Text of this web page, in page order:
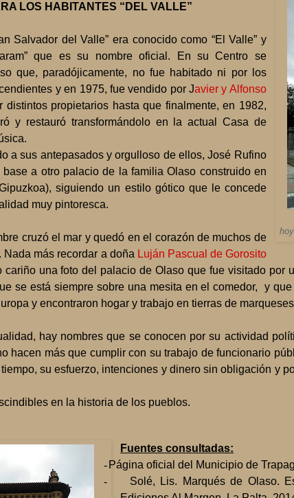
LOS HABITANTES “DEL VALLE”
Salvador del Valle” era conocido como “El Valle” y
que es su nombre oficial. En su Centro se
que, paradójicamente, no fue habitado ni por los
y en 1975, fue vendido por Javier y Alfonso
distintos propietarios hasta que finalmente, en 1982,
y restauró transformándolo en la actual Casa de
a sus antepasados y orgulloso de ellos, José Rufino
a otro palacio de la familia Olaso construido en
siguiendo un estilo gótico que le concede
muy pintoresca.
cruzó el mar y quedó en el corazón de muchos de
más recordar a doña Luján Pascual de Gorosito
cariño una foto del palacio de Olaso que fue visitado por
se está siempre sobre una mesita en el comedor, y
y encontraron hogar y trabajo en tierras de
hay nombres que se conocen por su actividad
hacen más que cumplir con su trabajo de funcionario
su esfuerzo, intenciones y dinero sin obligación y
en la historia de los pueblos.
Fuentes consultadas:
- Página oficial del Municipio de
-
Solé, Lis. Marqués de Olaso.